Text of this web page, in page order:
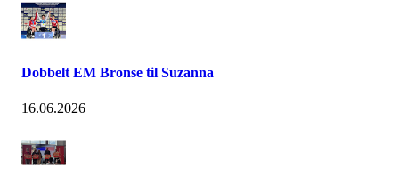
Dobbelt EM Bronse til Suzanna
16.06.2026